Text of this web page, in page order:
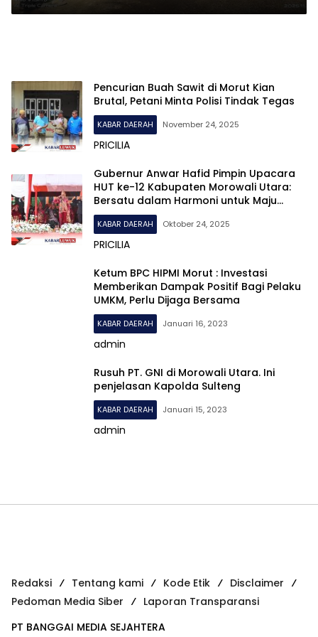
Pencurian Buah Sawit di Morut Kian
Brutal, Petani Minta Polisi Tindak Tegas
KABAR DAERAH November 24, 2025
PRICILIA
Gubernur Anwar Hafid Pimpin Upacara
HUT ke-12 Kabupaten Morowali Utara:
Bersatu dalam Harmoni untuk Maju
Bersama
KABAR DAERAH Oktober 24, 2025
PRICILIA
Ketum BPC HIPMI Morut : Investasi
Memberikan Dampak Positif Bagi Pelaku
UMKM, Perlu Dijaga Bersama
KABAR DAERAH Januari 16, 2023
admin
Rusuh PT. GNI di Morowali Utara. Ini
penjelasan Kapolda Sulteng
KABAR DAERAH Januari 15, 2023
admin
Redaksi Tentang kami Kode Etik
Disclaimer
Pedoman Media Siber
Laporan Transparansi
PT BANGGAI MEDIA SEJAHTERA